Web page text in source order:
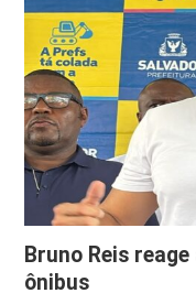
Bruno Reis
ônibus